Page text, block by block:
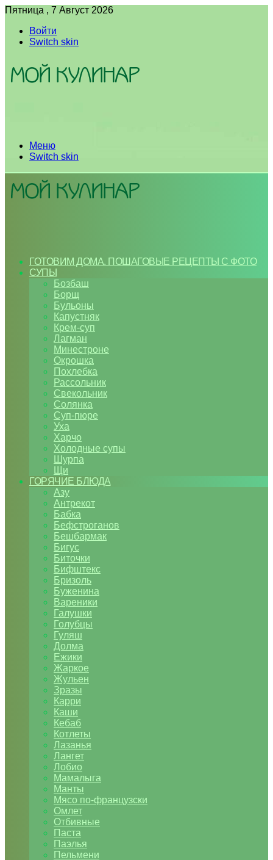
Пятница , 7 Август 2026
Войти
Switch skin
Меню
Switch skin
ГОТОВИМ ДОМА. ПОШАГОВЫЕ РЕЦЕПТЫ С ФОТО
СУПЫ
Бозбаш
Борщ
Бульоны
Капустняк
Крем-суп
Лагман
Минестроне
Окрошка
Похлебка
Рассольник
Свекольник
Солянка
Суп-пюре
Уха
Харчо
Холодные супы
Шурпа
Щи
ГОРЯЧИЕ БЛЮДА
Азу
Антрекот
Бабка
Бефстроганов
Бешбармак
Бигус
Биточки
Бифштекс
Бризоль
Буженина
Вареники
Галушки
Голубцы
Гуляш
Долма
Ежики
Жаркое
Жульен
Зразы
Карри
Каши
Кебаб
Котлеты
Лазанья
Лангет
Лобио
Мамалыга
Манты
Мясо по-французски
Омлет
Отбивные
Паста
Паэлья
Пельмени